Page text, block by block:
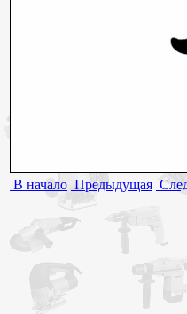
В начало Предыдущая